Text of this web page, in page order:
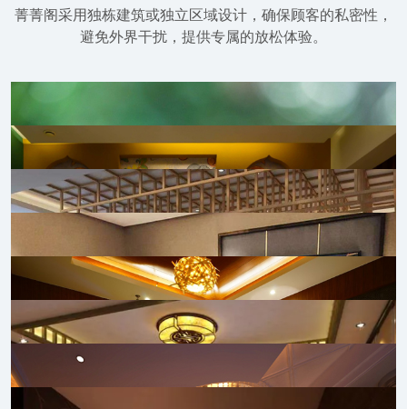
菁菁阁采用独栋建筑或独立区域设计，确保顾客的私密性，
避免外界干扰，提供专属的放松体验。